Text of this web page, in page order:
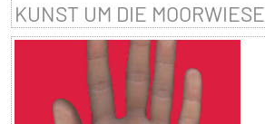
KUNST UM DIE MOORWIESE